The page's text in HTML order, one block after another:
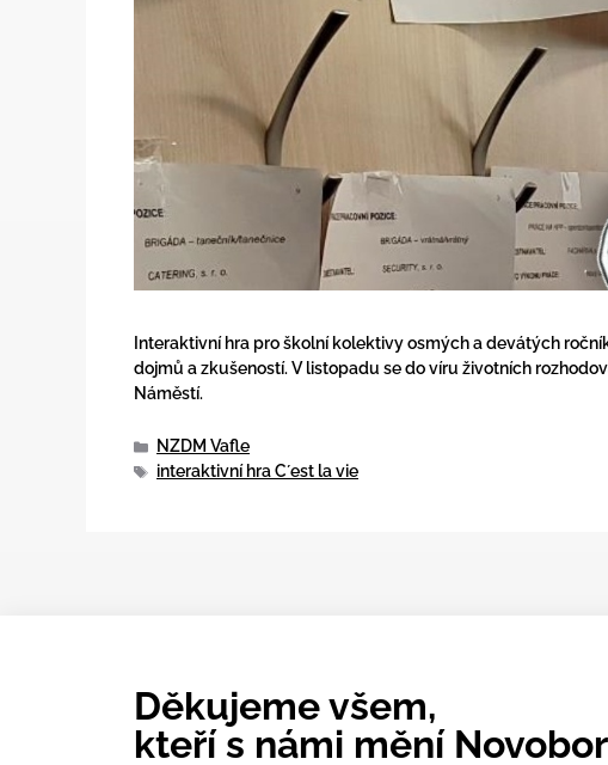
Interaktivní hra pro školní kolektivy osmých a devátých
dojmů a zkušeností. V listopadu se do víru životních
Náměstí.
NZDM Vafle
interaktivní hra C´est la vie
Děkujeme všem,
kteří s námi mění